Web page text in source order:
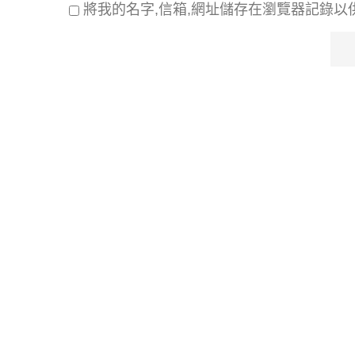
將我的名字,信箱,網址儲存在瀏覽器記錄以